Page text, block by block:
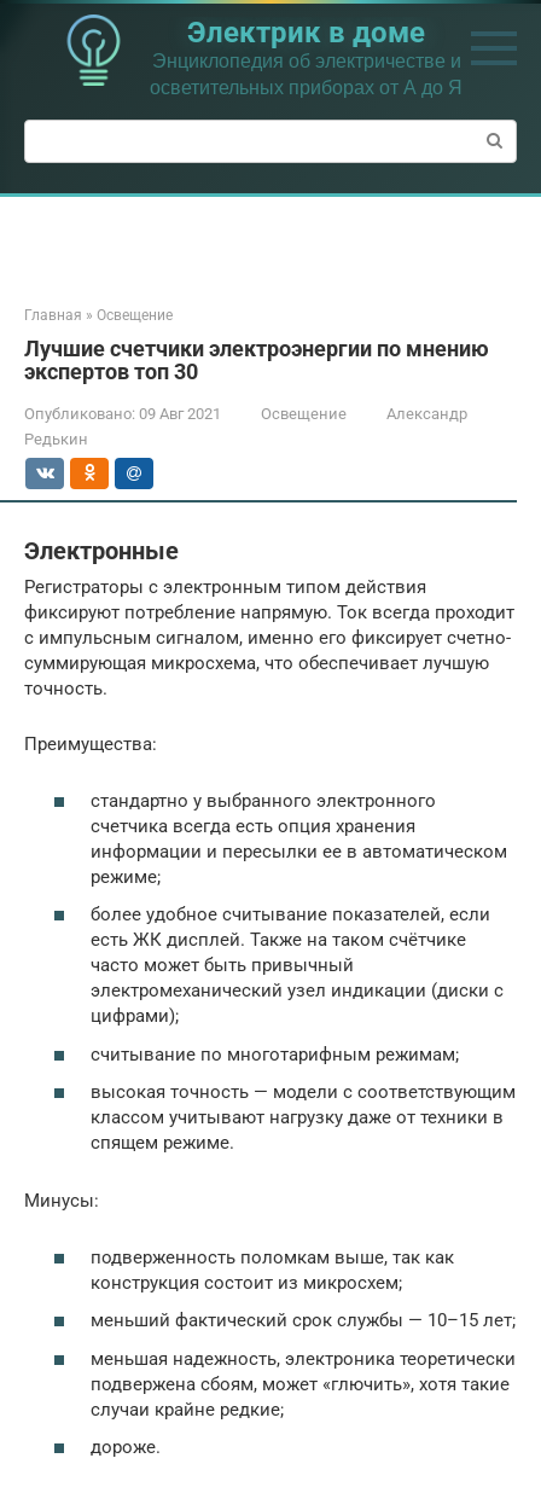
Перейти
контенту
Электрик в доме
Энциклопедия об электричестве и
осветительных приборах от А до Я
Поиск:
Главная » Освещение
Лучшие счетчики электроэнергии по мнению
экспертов топ 30
Опубликовано: 09 Авг 2021 Освещение
Александр
Редькин
Электронные
Регистраторы с электронным типом действия
фиксируют потребление напрямую. Ток всегда проходит
с импульсным сигналом, именно его фиксирует счетно-
суммирующая микросхема, что обеспечивает лучшую
точность.
Преимущества:
стандартно у выбранного электронного
счетчика всегда есть опция хранения
информации и пересылки ее в автоматическом
режиме;
более удобное считывание показателей, если
есть ЖК дисплей. Также на таком счётчике
часто может быть привычный
электромеханический узел индикации (диски с
цифрами);
считывание по многотарифным режимам;
высокая точность — модели с соответствующим
классом учитывают нагрузку даже от техники в
спящем режиме.
Минусы:
подверженность поломкам выше, так как
конструкция состоит из микросхем;
меньший фактический срок службы — 10–15 лет;
меньшая надежность, электроника теоретически
подвержена сбоям, может «глючить», хотя такие
случаи крайне редкие;
дороже.